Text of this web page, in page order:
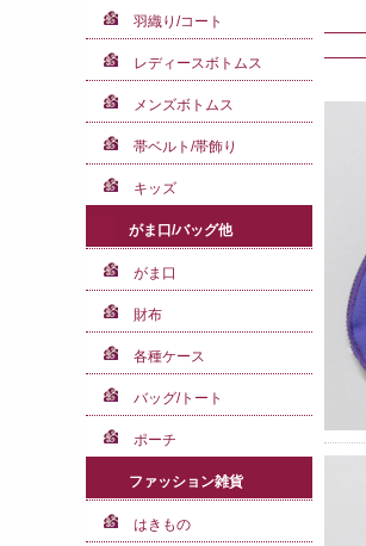
羽織り/コート
レディースボトムス
メンズボトムス
帯ベルト/帯飾り
キッズ
がま口/バッグ他
がま口
財布
各種ケース
バッグ/トート
ポーチ
ファッション雑貨
はきもの